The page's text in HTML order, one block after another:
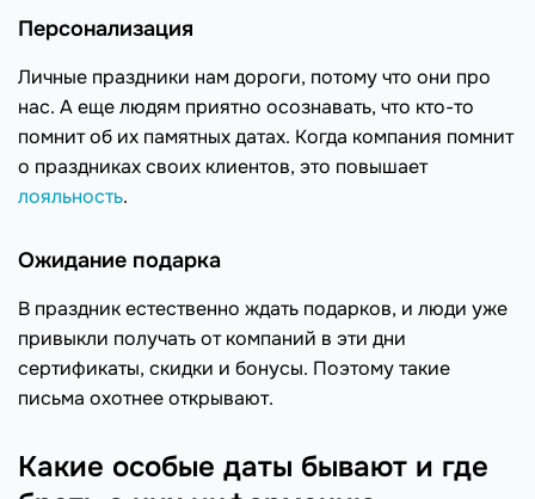
Персонализация
Личные праздники нам дороги, потому что они про
нас. А еще людям приятно осознавать, что кто-то
помнит об их памятных датах. Когда компания помнит
о праздниках своих клиентов, это повышает
лояльность.
Ожидание подарка
В праздник естественно ждать подарков, и люди уже
привыкли получать от компаний в эти дни
сертификаты, скидки и бонусы. Поэтому такие
письма охотнее открывают.
Какие особые даты бывают и где